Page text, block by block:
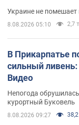
Украине не
8.08.2026 05:10 2,7 т.
В Прикарпатье
сильный ливень:
Видео
Непогода
курортный Буковель
8.08.2026 09:27 38,2